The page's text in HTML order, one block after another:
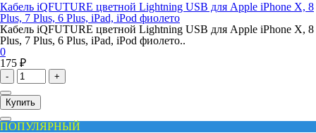
Кабель iQFUTURE цветной Lightning USB для Apple iPhone X, 8
Plus, 7 Plus, 6 Plus, iPad, iPod фиолето
Кабель iQFUTURE цветной Lightning USB для Apple iPhone X, 8
Plus, 7 Plus, 6 Plus, iPad, iPod фиолето..
0
175 ₽
- +
Купить
ПОПУЛЯРНЫЙ